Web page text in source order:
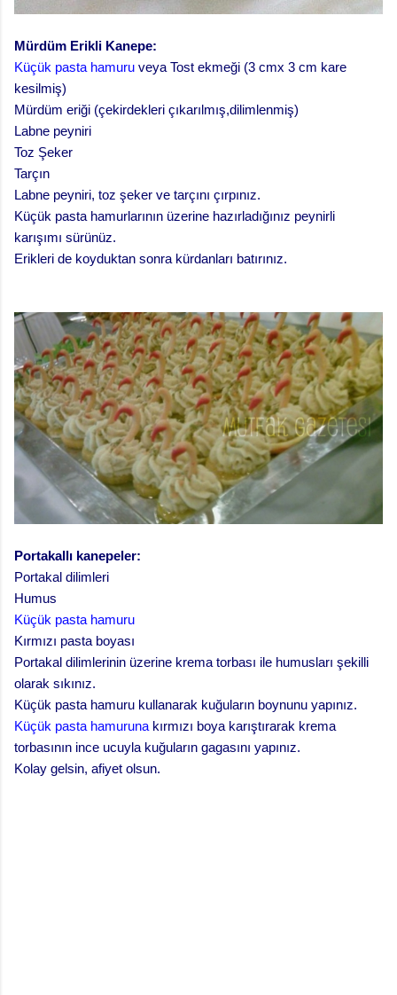
Mürdüm Erikli Kanepe:
Küçük pasta hamuru veya Tost ekmeği (3 cmx 3 cm kare
kesilmiş)
Mürdüm eriği (çekirdekleri çıkarılmış,dilimlenmiş)
Labne peyniri
Toz Şeker
Tarçın
Labne peyniri, toz şeker ve tarçını çırpınız.
Küçük pasta hamurlarının üzerine hazırladığınız peynirli
karışımı sürünüz.
Erikleri de koyduktan sonra kürdanları batırınız.
Portakallı kanepeler:
Portakal dilimleri
Humus
Küçük pasta hamuru
Kırmızı pasta boyası
Portakal dilimlerinin üzerine krema torbası ile humusları şekilli
olarak sıkınız.
Küçük pasta hamuru kullanarak kuğuların boynunu yapınız.
Küçük pasta hamuruna kırmızı boya karıştırarak krema
torbasının ince ucuyla kuğuların gagasını yapınız.
Kolay gelsin, afiyet olsun.